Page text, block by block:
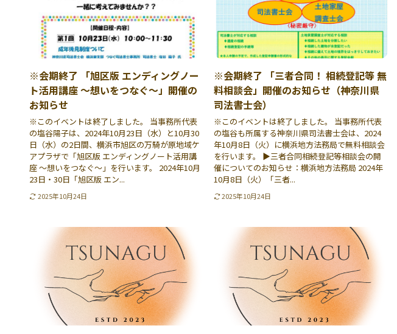
※会期終了 「旭区版 エンディングノー
ト活用講座 〜想いをつなぐ〜」開催の
お知らせ
※このイベントは終了しました。 当事務所代表
の塩谷陽子は、2024年10月23日（水）と10月30
日（水）の2日間、横浜市旭区の万騎が原地域ケ
アプラザで「旭区版 エンディングノート活用講
座 〜想いをつなぐ〜」を行います。 2024年10月
23日・30日「旭区版 エン...
2025年10月24日
※会期終了 「三者合同！ 相続登記等 無
料相談会」開催のお知らせ（神奈川県
司法書士会）
※このイベントは終了しました。 当事務所代表
の塩谷も所属する神奈川県司法書士会は、2024
年10月8日（火）に横浜地方法務局で無料相談会
を行います。 ▶三者合同相続登記等相談会の開
催についてのお知らせ：横浜地方法務局 2024年
10月8日（火）「三者...
2025年10月24日